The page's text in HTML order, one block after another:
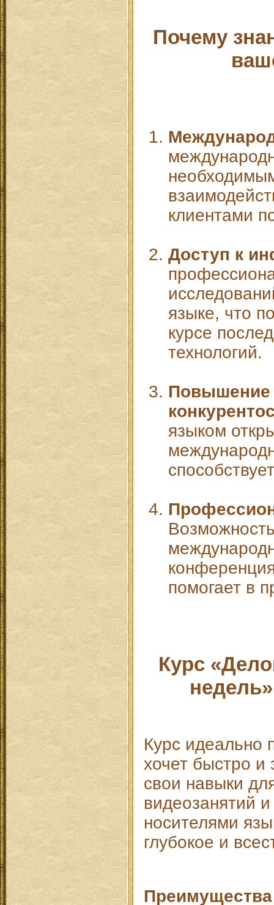
Почему
клиентами
Доступ к
языке, что
курсе
технологий.
Повышение
языком
помогает в
Курс
Курс идеально
хочет быстро
свои навыки
видеозанятий
носителями
глубокое и
Преимущества